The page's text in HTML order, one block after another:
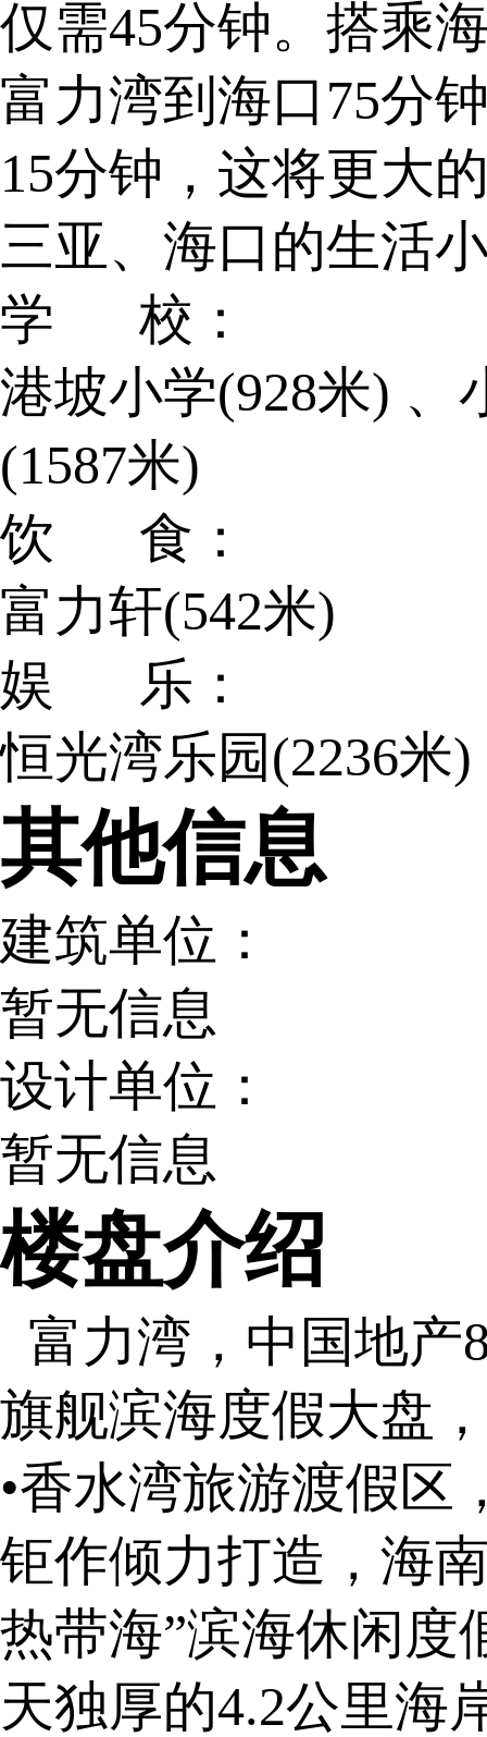
仅需45分钟。搭乘
富力湾到海口75分
15分钟，这将更大
三亚、海口的生活
学 校：
港坡小学(928米) 、
(1587米)
饮 食：
富力轩(542米)
娱 乐：
恒光湾乐园(2236米)
其他信息
建筑单位：
暂无信息
设计单位：
暂无信息
楼盘介绍
富力湾，中国地产
旗舰滨海度假大盘
•香水湾旅游渡假区
钜作倾力打造，海
热带海”滨海休闲度
天独厚的4.2公里海